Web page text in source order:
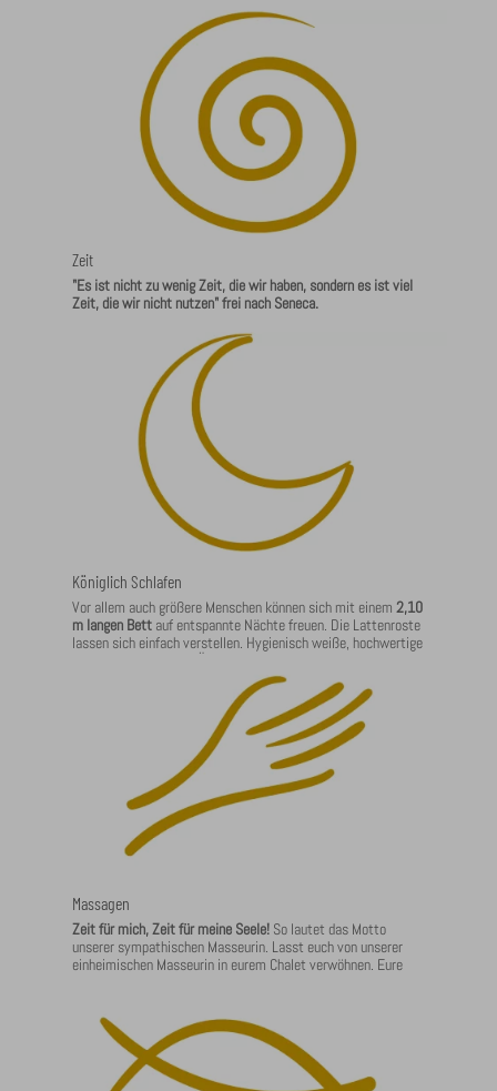
Zeit
"Es ist nicht zu wenig Zeit, die wir haben, sondern es ist viel
Zeit, die wir nicht nutzen" frei nach Seneca.
Zeit ist euer höchstes Gut!
Königlich Schlafen
Vor allem auch größere Menschen können sich mit einem 2,10
m langen Bettauf entspannte Nächte freuen. Die Lattenroste
lassen sich einfach verstellen. Hygienisch weiße, hochwertige
Hotelbettwäsche mit Ökozertifikat, 7-Zonen Wellness-
Massagen
Zeit für mich, Zeit für meine Seele!So lautet das Motto
unserer sympathischen Masseurin. Lasst euch von unserer
einheimischen Masseurin in eurem Chalet verwöhnen. Eure